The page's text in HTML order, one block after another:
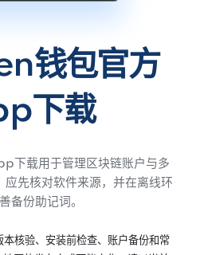
钱包官方
下载
下载用于管理区块链账户与多
应先核对软件来源，并在离线环
备份助记词。
核验、安装前检查、账户备份和常